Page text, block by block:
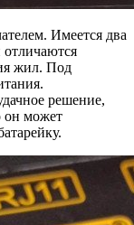
Имеется два
жил. Под
решение,
он может